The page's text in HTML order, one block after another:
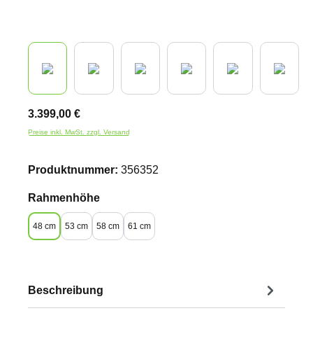
3.399,00 €
Preise inkl. MwSt. zzgl. Versand
Produktnummer: 356352
Rahmenhöheauswählen
48 cm 53 cm 58 cm 61 cm
Beschreibung